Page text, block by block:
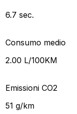
6.7 sec.
Consumo medio
2.00 L/100KM
Emissioni CO2
51 g/km